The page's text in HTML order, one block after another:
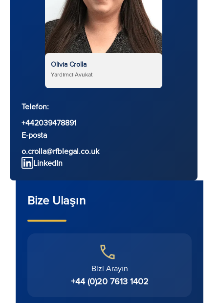
Olivia Crolla
Yardımcı Avukat
Telefon:
+442039478891
E-posta
o.crolla@rfblegal.co.uk
LinkedIn
Bize Ulaşın
Bizi Arayın
+44 (0)20 7613 1402